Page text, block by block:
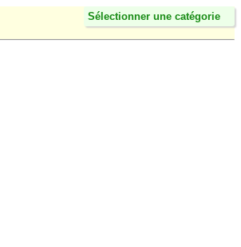
Sélectionner une catégorie